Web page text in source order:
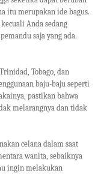
itu merupakan ide bagus.
Anda sedang
saja yang ada.
Tobago, dan
baju-baju seperti
pastikan bahwa
melarangnya dan tidak
celana dalam saat
wanita, sebaiknya
ingin melakukan